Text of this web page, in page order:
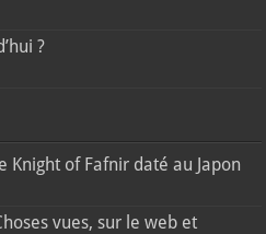
?
Knight of Fafnir daté au Japon
vues, sur le web et